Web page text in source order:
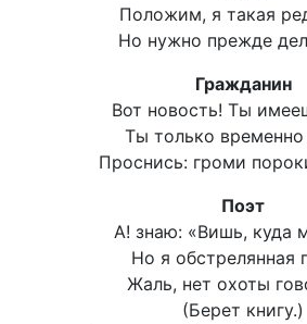
Положим, я такая
Но нужно прежде
Гражданин
Вот новость! Ты
Ты только временно
Проснись: громи
Поэт
А! знаю: «Вишь, куда
Но я обстрелянная
Жаль, нет охоты
(Берет книгу.)